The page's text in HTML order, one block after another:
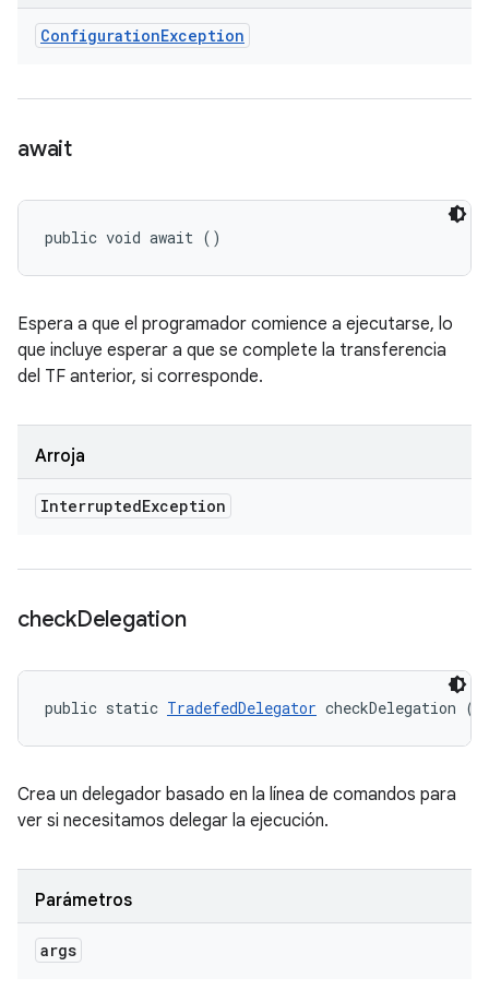
ConfigurationException
await
public void await ()
Espera a que el programador comience a ejecutarse, lo
que incluye esperar a que se complete la transferencia
del TF anterior, si corresponde.
Arroja
InterruptedException
checkDelegation
public static TradefedDelegator checkDelegation
Crea un delegador basado en la línea de comandos para
ver si necesitamos delegar la ejecución.
Parámetros
args